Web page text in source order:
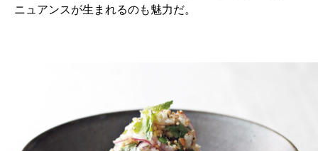
ニュアンスが生まれるのも魅力だ。